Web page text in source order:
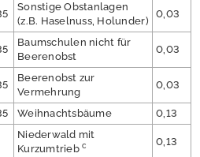
Sonstige Obstanlagen
(z.B. Haselnuss, Holunder)
0,03
Baumschulen nicht für
Beerenobst
0,03
Beerenobst zur
Vermehrung
0,03
Weihnachtsbäume
0,13
Niederwald mit
Kurzumtriebc 0,13